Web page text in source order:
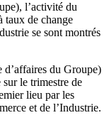
l’activité du
taux de change
se sont montrés
du Groupe)
le trimestre de
lieu par les
et de l’Industrie.